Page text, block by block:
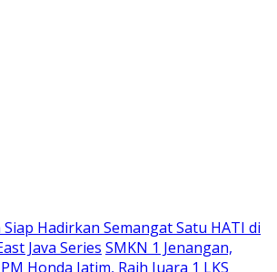
Hadirkan Semangat Satu HATI di
Java Series SMKN 1 Jenangan,
Honda Jatim, Raih Juara 1 LKS